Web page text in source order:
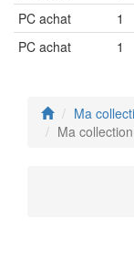
PC achat
1
PC achat
1
Ma
Ma